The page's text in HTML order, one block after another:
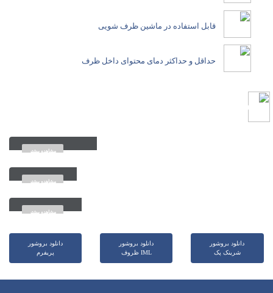
قابل استفاده در ماشین ظرف شویی
حداقل و حداکثر دمای محتوای داخل ظرف
محصولات
مرتبط
مشاهده بیشتر
مشاهده بیشتر
مشاهده بیشتر
دانلود بروشور
پریفرم
دانلود بروشور
ظروف IML
دانلود بروشور
شرینک پک